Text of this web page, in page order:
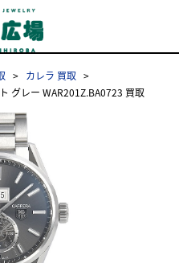
カレラ 買取
グレー WAR201Z.BA0723 買取